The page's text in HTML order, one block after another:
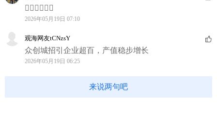
👍🏻👍🏻👍🏻
2026年05月19日 07:10
观海网友tCNzsY
众创城招引企业超百，产值稳步增长
2026年05月19日 06:25
来说两句吧